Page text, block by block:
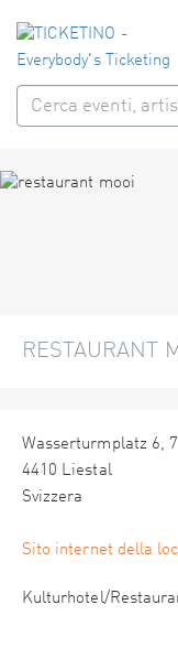
RESTAURANT
Wasserturmplatz 6, 7
4410 Liestal
Svizzera
Sito internet della
Kulturhotel/